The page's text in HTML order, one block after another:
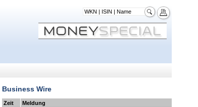
Business Wire
Zeit
Meldung